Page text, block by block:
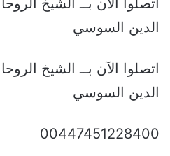
اتصلوا الآن بــ الشيخ
الدين السوسي
اتصلوا الآن بــ الشيخ
الدين السوسي
00447451228400